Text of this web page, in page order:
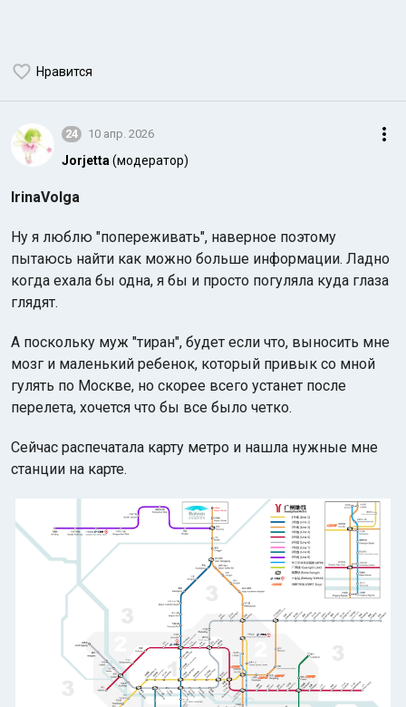
Нравится
24 10 апр. 2026
Jorjetta (модератор)
IrinaVolga
Ну я люблю "попереживать", наверное поэтому
пытаюсь найти как можно больше информации. Ладно
когда ехала бы одна, я бы и просто погуляла куда глаза
глядят.
А поскольку муж "тиран", будет если что, выносить мне
мозг и маленький ребенок, который привык со мной
гулять по Москве, но скорее всего устанет после
перелета, хочется что бы все было четко.
Сейчас распечатала карту метро и нашла нужные мне
станции на карте.